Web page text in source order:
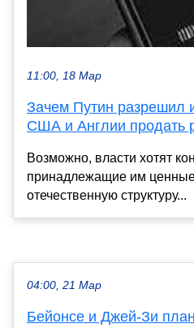
11:00, 18 Мар
Зачем Путин разрешил
США и Англии продать
Возможно, власти хотят
принадлежащие им
отечественную структуру...
04:00, 21 Мар
Бейонсе и Джей-Зи